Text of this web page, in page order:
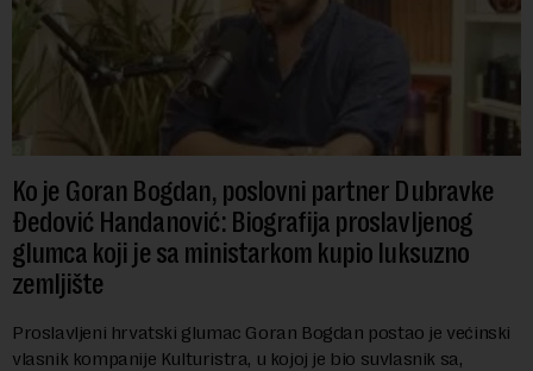
Ko je Goran Bogdan, poslovni partner Dubravke
Đedović Handanović: Biografija proslavljenog
glumca koji je sa ministarkom kupio luksuzno
zemljište
Proslavljeni hrvatski glumac Goran Bogdan postao je većinski
vlasnik kompanije Kulturistra, u kojoj je bio suvlasnik sa,